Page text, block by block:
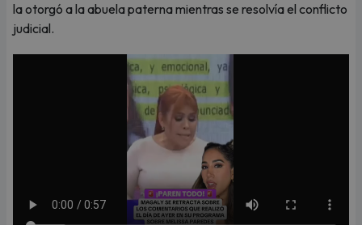
la otorgó a la abuela paterna mientras se resolvía el conflicto
judicial.